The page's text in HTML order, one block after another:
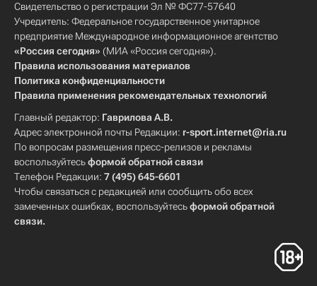
Свидетельство о регистрации Эл № ФС77-57640
Учредитель: Федеральное государственное унитарное
предприятие Международное информационное агентство
«Россия сегодня» (МИА «Россия сегодня»).
Правила использования материалов
Политика конфиденциальности
Правила применения рекомендательных технологий
Главный редактор: Гаврилова А.В.
Адрес электронной почты Редакции: r-sport.internet@ria.ru
По вопросам размещения пресс-релизов и рекламы
воспользуйтесьформой обратной связи
Телефон Редакции: 7 (495) 645-6601
Чтобы связаться с редакцией или сообщить обо всех
замеченных ошибках, воспользуйтесьформой обратной
связи.